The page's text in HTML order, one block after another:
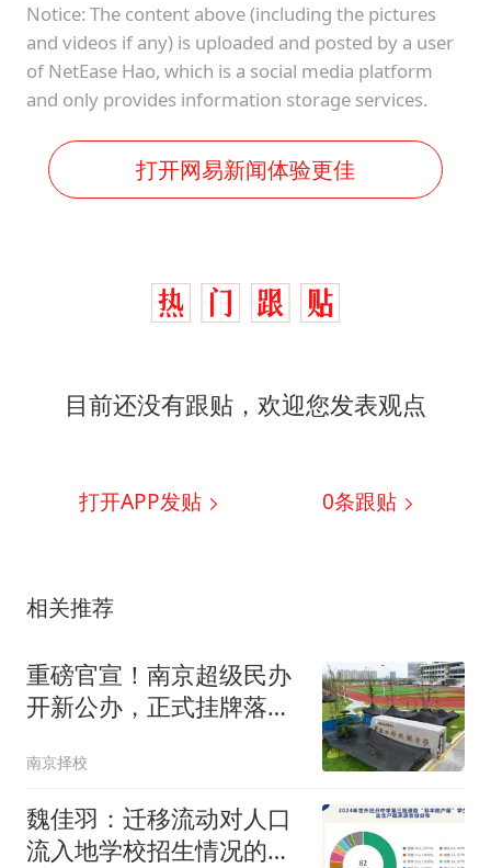
Notice: The content above (including the pictures
and videos if any) is uploaded and posted by a user
of NetEase Hao, which is a social media platform
and only provides information storage services.
打开网易新闻体验更佳
目前还没有跟贴，欢迎您发表观点
打开APP发贴 0条跟贴
相关推荐
重磅官宣！南京超级民办
开新公办，正式挂牌落
南京择校
魏佳羽：迁移流动对人口
流入地学校招生情况的影